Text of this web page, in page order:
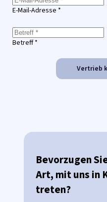
E-Mail-Adresse *
Betreff *
Vertrieb
Bevorzugen
Art, mit uns in
treten?